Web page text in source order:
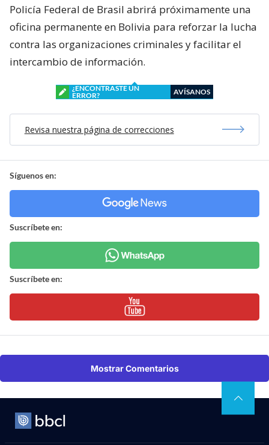
Policía Federal de Brasil abrirá próximamente una
oficina permanente en Bolivia para reforzar la lucha
contra las organizaciones criminales y facilitar el
intercambio de información.
¿ENCONTRASTE UN
ERROR?
AVÍSANOS
Revisa nuestra página de correcciones
Síguenos en:
Suscríbete en:
Suscríbete en:
Mostrar Comentarios